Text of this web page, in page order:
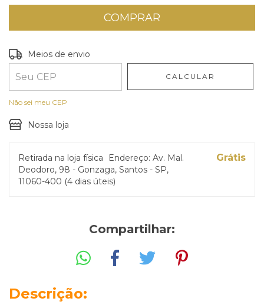
Entregas para o CEP:
Meios de envio
CALCULAR
Não sei meu CEP
Nossa loja
Retirada na loja física
Endereço: Av. Mal.
Deodoro, 98 - Gonzaga, Santos - SP,
11060-400 (4 dias úteis)
Grátis
Compartilhar:
Descrição: